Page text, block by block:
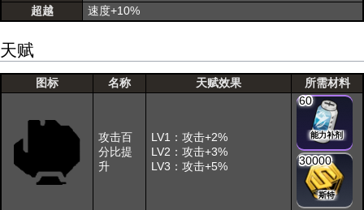
超越
速度+10%
天赋
图标 名称 天赋效果 所需材料
攻击百
分比提
升
LV1：攻击+2%
LV2：攻击+3%
LV3：攻击+5%
60
能力补剂
30000
斯特